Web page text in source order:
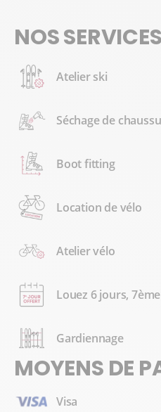
NOS SERVICES
Atelier ski
Séchage de
Boot fitting
Location de vélo
Atelier vélo
Louez 6 jours,
Gardiennage
MOYENS DE
Visa